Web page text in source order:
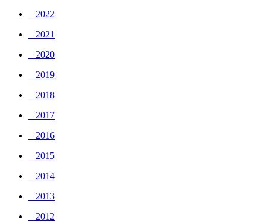
_ 2022
_ 2021
_ 2020
_ 2019
_ 2018
_ 2017
_ 2016
_ 2015
_ 2014
_ 2013
_ 2012